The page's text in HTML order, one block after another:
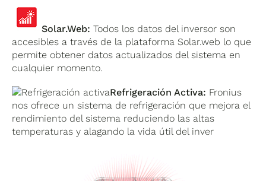
Solar.Web:Todos los datos del inversor son
accesibles a través de la plataforma Solar.web lo que
permite obtener datos actualizados del sistema en
cualquier momento.
Refrigeración Activa: Fronius
nos ofrece un sistema de refrigeración que mejora el
rendimiento del sistema reduciendo las altas
temperaturas y alagando la vida útil del inver